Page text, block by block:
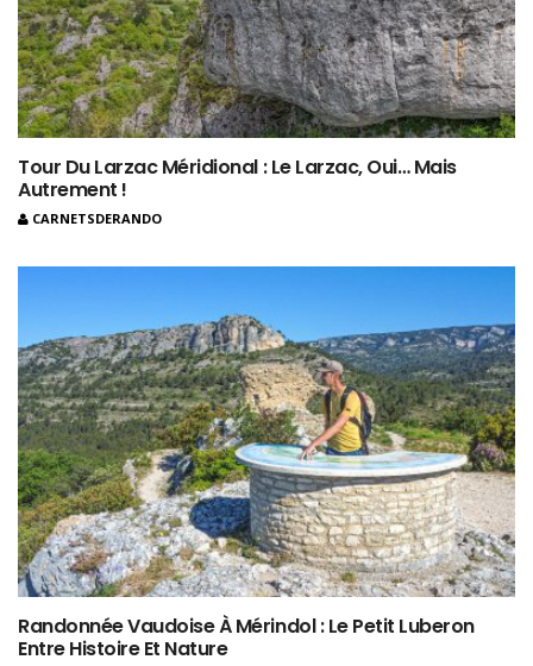
Tour Du Larzac Méridional : Le Larzac, Oui… Mais
Autrement !
CARNETSDERANDO
Randonnée Vaudoise À Mérindol : Le Petit Luberon
Entre Histoire Et Nature